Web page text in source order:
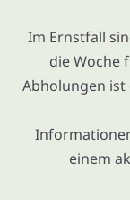
Im Ernstfall
die Woche
Abholungen
einem